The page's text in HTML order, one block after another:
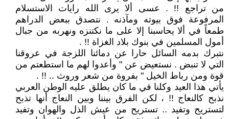
من تراجع !! . عسى ألا يرى الله رايات الاستسلام
المرفوعة فوق بيوته ومآذنه . نتصدق ببعض الدراهم
طمعاً في ألا يحاسبنا إلا على ما نكتنزه ونهربه من جبال
أمول المسلمين في بنوك بلاد الغزاة !! .
نتبرك بدمه السائل حارا عن دمائنا اللزجة في عروقنا
التي لا تنبض . نستعيض عن " وأعدوا لهم ما استطعتم من
قوة ومن رباط الخيل " بفروة من شعر وروث .. !! .
يأتي هذا العيد وكلنا في ما كان يطلق عليه الوطن العربي
نذبح كالنعاج !! ، لكن الفرق بيننا وبين النعاج أنها تذبح
لتستريح وتفيد .. تستريح من عيش الذل والهوان وتفيد